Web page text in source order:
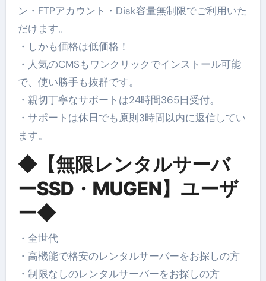
ン・FTPアカウント・Disk容量無制限でご利用いた
だけます。
・しかも価格は低価格！
・人気のCMSもワンクリックでインストール可能
で、使い勝手も抜群です。
・親切丁寧なサポートは24時間365日受付。
・サポートは休日でも原則3時間以内に返信してい
ます。
◆【無限レンタルサーバ
ーSSD・MUGEN】ユーザ
ー◆
・全世代
・高機能で格安のレンタルサーバーをお探しの方
・制限なしのレンタルサーバーをお探しの方